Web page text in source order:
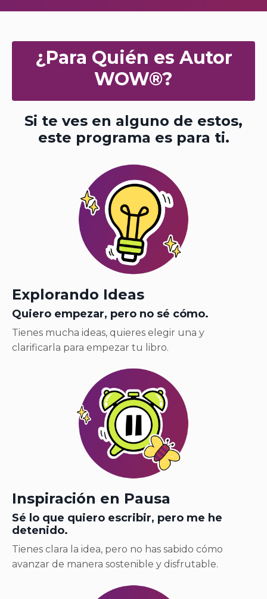
¿Para Quién es Autor
WOW®?
Si te ves en alguno de estos,
este programa es para ti.
Explorando Ideas
Quiero empezar, pero no sé cómo.
Tienes mucha ideas, quieres elegir una y
clarificarla para empezar tu libro.
Inspiración en Pausa
Sé lo que quiero escribir, pero me he
detenido.
Tienes clara la idea, pero no has sabido cómo
avanzar de manera sostenible y disfrutable.